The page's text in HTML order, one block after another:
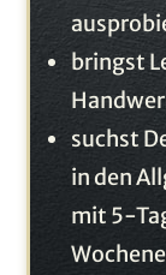
bringst
suchst
in den
mit 5-